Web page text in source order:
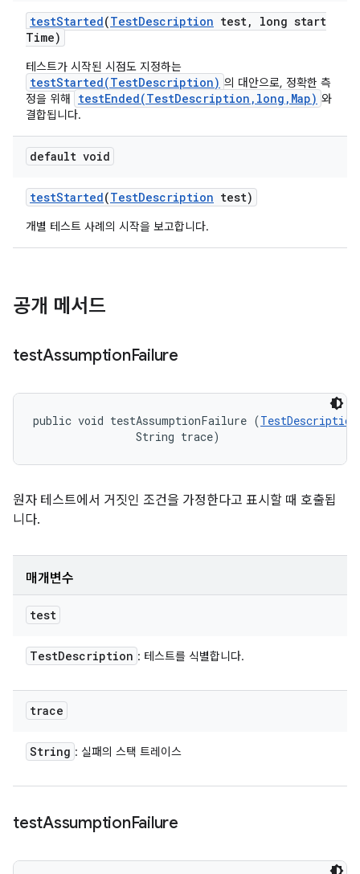
testStarted(TestDescription test,
long start
Time)
테스트가 시작된 시점도 지정하는
testStarted(TestDescription) 의 대안으로, 정확한 측
정을 위해
testEnded(TestDescription,long,Map) 와
결합됩니다.
default void
testStarted(TestDescription test)
개별 테스트 사례의 시작을 보고합니다.
공개 메서드
testAssumptionFailure
public void testAssumptionFailure (TestDescription
                String trace)
원자 테스트에서 거짓인 조건을 가정한다고 표시할 때 호출됩
니다.
매개변수
test
TestDescription : 테스트를 식별합니다.
trace
String : 실패의 스택 트레이스
testAssumptionFailure